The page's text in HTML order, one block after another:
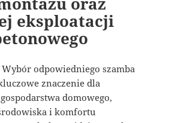
eksploatacji
Wybór odpowiedniego szamba
znaczenie dla
domowego,
i komfortu